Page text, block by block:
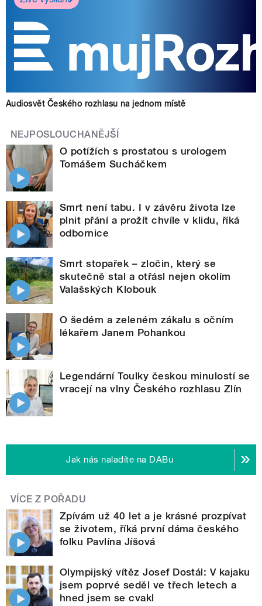
Audiosvět Českého rozhlasu na jednom místě
NEJPOSLOUCHANĚJŠÍ
O potížích s prostatou s urologem
Tomášem Sucháčkem
Smrt není tabu. I v závěru života lze
plnit přání a prožít chvíle v klidu, říká
odbornice
Smrt stopařek – zločin, který se
skutečně stal a otřásl nejen okolím
Valašských Klobouk
O šedém a zeleném zákalu s očním
lékařem Janem Pohankou
Legendární Toulky českou minulostí se
vracejí na vlny Českého rozhlasu Zlín
Jak nás naladíte na DABu
VÍCE Z POŘADU
Zpívám už 40 let a je krásné prozpívat
se životem, říká první dáma českého
folku Pavlína Jíšová
Olympijský vítěz Josef Dostál: V kajaku
jsem poprvé seděl ve třech letech a
hned jsem se cvakl